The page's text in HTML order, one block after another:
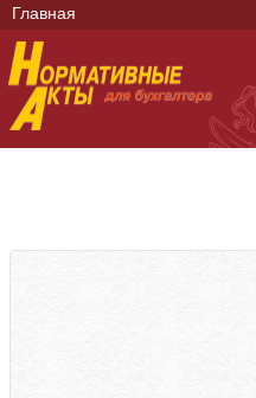
Главная